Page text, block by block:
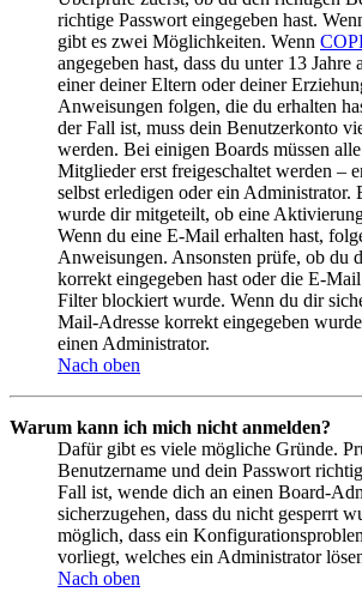
richtige Passwort eingegeben hast.
gibt es zwei Möglichkeiten. Wenn
angegeben hast, dass du unter 13 Jahre
einer deiner Eltern oder deiner
Anweisungen folgen, die du erhalten
der Fall ist, muss dein Benutzerkonto
werden. Bei einigen Boards müssen
Mitglieder erst freigeschaltet werden –
selbst erledigen oder ein Administrator.
wurde dir mitgeteilt, ob eine
Wenn du eine E-Mail erhalten hast,
Anweisungen. Ansonsten prüfe, ob du
korrekt eingegeben hast oder die E-
Filter blockiert wurde. Wenn du dir
Mail-Adresse korrekt eingegeben
einen Administrator.
Nach oben
Warum kann ich mich nicht anmelden?
Dafür gibt es viele mögliche Gründe.
Benutzername und dein Passwort
Fall ist, wende dich an einen Board-
sicherzugehen, dass du nicht gesperrt
möglich, dass ein
vorliegt, welches ein Administrator
Nach oben